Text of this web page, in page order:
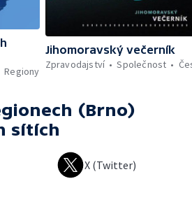
Regiony
Jihomoravský večerník
Zpravodajství
Společnost
(Brno)
sítích
X (Twitter)